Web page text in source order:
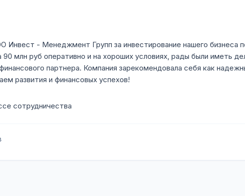
- Менеджмент Групп за инвестирование нашего бизнеса
90 млн руб оперативно и на хороших условиях, рады были иметь
партнера. Компания зарекомендовала себя как
развития и финансовых успехов!
сотрудничества